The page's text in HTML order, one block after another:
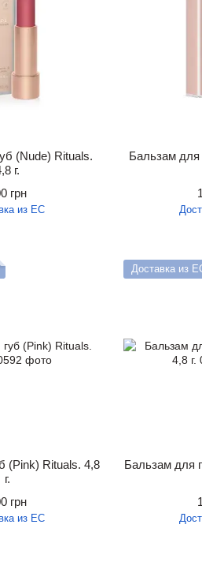
(Nude) Rituals.
г.
грн
из ЕС
Бальзам для
(Pink) Rituals. 4,8
г.
грн
из ЕС
Доставка из
Бальзам для